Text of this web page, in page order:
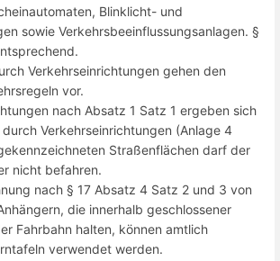
Blinklicht- und
sowie Verkehrsbeeinflussungsanlagen. §
Verkehrseinrichtungen gehen den
vor.
nach Absatz 1 Satz 1 ergeben sich
Verkehrseinrichtungen (Anlage 4
Straßenflächen darf der
nicht befahren.
nach § 17 Absatz 4 Satz 2 und 3 von
die innerhalb geschlossener
Fahrbahn halten, können amtlich
verwendet werden.